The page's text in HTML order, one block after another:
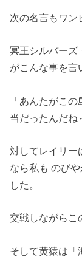
次の名言もワン
冥王シルバーズ
がこんな事を言
「あんたがこ
当だったんだね
対してレイリー
なら私も のび
した。
交戦しながらこ
そして黄猿は